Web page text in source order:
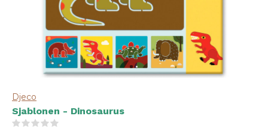
Djeco
Sjablonen - Dinosaurus